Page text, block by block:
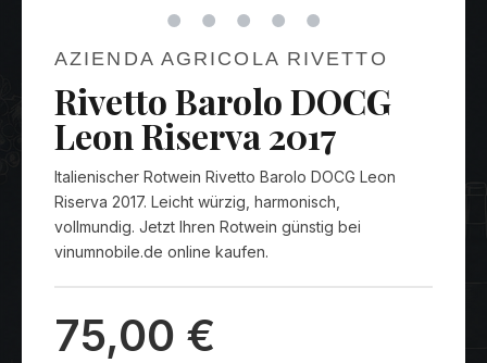
AZIENDA AGRICOLA RIVETTO
Rivetto Barolo DOCG
Leon Riserva 2017
Italienischer Rotwein Rivetto Barolo DOCG Leon
Riserva 2017. Leicht würzig, harmonisch,
vollmundig. Jetzt Ihren Rotwein günstig bei
vinumnobile.de online kaufen.
75,00 €